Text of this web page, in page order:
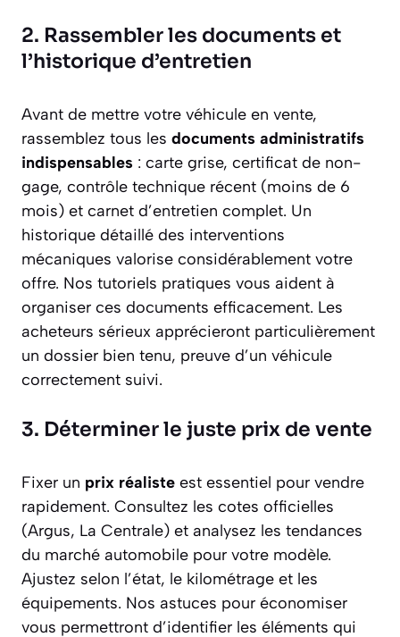
2. Rassembler les documents et
l’historique d’entretien
Avant de mettre votre véhicule en vente,
rassemblez tous les documents administratifs
indispensables : carte grise, certificat de non-
gage, contrôle technique récent (moins de 6
mois) et carnet d’entretien complet. Un
historique détaillé des interventions
mécaniques valorise considérablement votre
offre. Nos tutoriels pratiques vous aident à
organiser ces documents efficacement. Les
acheteurs sérieux apprécieront particulièrement
un dossier bien tenu, preuve d’un véhicule
correctement suivi.
3. Déterminer le juste prix de vente
Fixer un prix réaliste est essentiel pour vendre
rapidement. Consultez les cotes officielles
(Argus, La Centrale) et analysez les tendances
du marché automobile pour votre modèle.
Ajustez selon l’état, le kilométrage et les
équipements. Nos astuces pour économiser
vous permettront d’identifier les éléments qui